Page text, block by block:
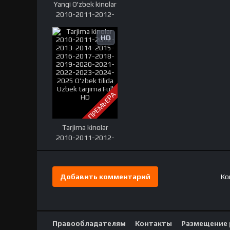
Yangi O'zbek kinolar
2010-2011-2012-
2016-2017-2018-
2019-2020-2021-
2022-2023-2024-
2025 O'zbek tilida
Uzbek tarjima Full
HD
HD
ПРЕМЬЕРА
Tarjima kinolar
2010-2011-2012-
2019-2020-2021-
2022-2023-2024-
2025 O'zbek tilida
Добавить комментарий
Правообладателям Контакты Размещение